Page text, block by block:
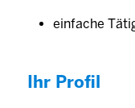
einfache
Ihr Profil